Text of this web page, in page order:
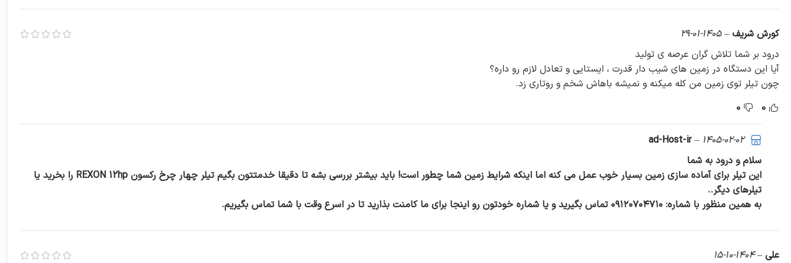
کورش شریف –
1405-01-29
درود بر شما تلاش گران عرصه ی تولید
آیا این دستگاه در زمین های شیب دار قدرت ، ایستایی و تعادل لازم رو داره؟
چون تیلر توی زمین من کله میکنه و نمیشه باهاش شخم و روتاری زد.
0
0
ad-Host-ir
– 1405-02-02
سلام و درود به شما
این تیلر برای آماده سازی زمین بسیار خوب عمل می کنه اما اینکه شرایط زمین شما چطور است! باید بیشتر بررسی بشه تا دقیقا خدمتتون بگیم تیلر چهار چرخ رکسون REXON 12hp را بخرید یا
تیلرهای دیگر..
به همین منظور با شماره: ۰۹۱۲۰۷۰۴۷۱۰ تماس بگیرید و یا شماره خودتون رو اینجا برای ما کامنت بذارید تا در اسرع وقت با شما تماس بگیریم.
علی –
1404-10-15